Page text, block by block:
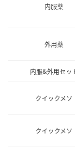
内服薬
外用薬
内服&外用セッ
クイックメソ
クイックメソ